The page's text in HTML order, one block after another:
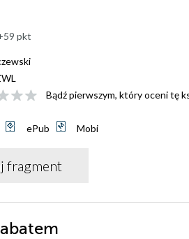
pkt
Bądź pierwszym, który oceni tę
ePub Mobi
fragment